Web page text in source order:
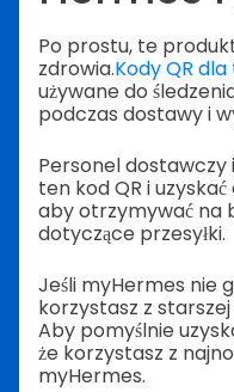
Po prostu, te
zdrowia.Kody QR
używane do
podczas dostawy i
Personel dostawczy
ten kod QR i
aby otrzymywać na
dotyczące przesyłki.
Jeśli myHermes nie
korzystasz z
Aby pomyślnie
że korzystasz z
myHermes.